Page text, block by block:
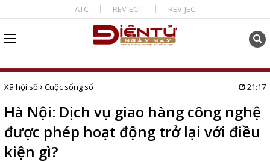
ATC REV-ECIT REV-JEC
Xã hội số Cuộc sống số 21:17
Hà Nội: Dịch vụ giao hàng công nghệ
được phép hoạt động trở lại với điều
kiện gì?